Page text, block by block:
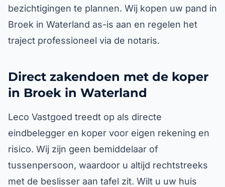
bezichtigingen te plannen. Wij kopen uw pand in
Broek in Waterland as-is aan en regelen het
traject professioneel via de notaris.
Direct zakendoen met de koper
in Broek in Waterland
Leco Vastgoed treedt op als directe
eindbelegger en koper voor eigen rekening en
risico. Wij zijn geen bemiddelaar of
tussenpersoon, waardoor u altijd rechtstreeks
met de beslisser aan tafel zit. Wilt u uw huis